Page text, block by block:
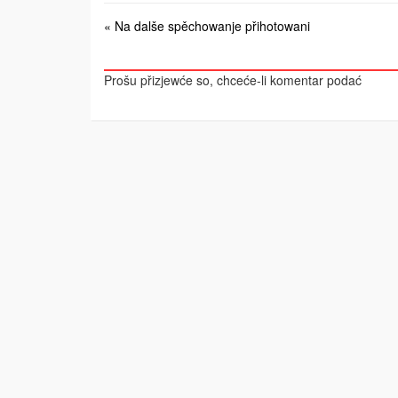
« Na dalše spěchowanje přihotowani
Prošu přizjewće so, chceće-li komentar podać